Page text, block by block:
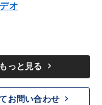
オ
っと見る keyboard_arrow_right
お問い合わせ keyboard_arrow_right